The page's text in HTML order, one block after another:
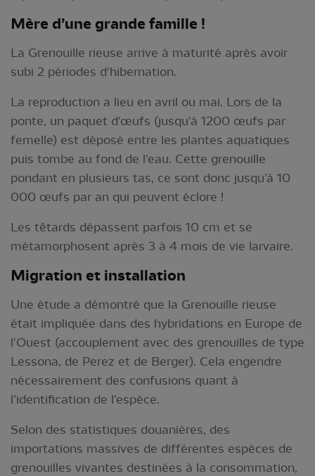
Mère d’une grande famille !
La Grenouille rieuse arrive à maturité après avoir
subi 2 périodes d'hibernation.
La reproduction a lieu en avril ou mai. Lors de la
ponte, un paquet d'œufs (jusqu'à 1200 œufs par
femelle) est déposé entre les plantes aquatiques
puis tombe au fond de l'eau. Cette grenouille
pondant en plusieurs tas, ce sont donc jusqu’à 10
000 œufs par an qui peuvent éclore !
Les têtards dépassent parfois 10 cm et se
métamorphosent après 3 à 4 mois de vie larvaire.
Migration et installation
Une étude a démontré que la Grenouille rieuse
était impliquée dans des hybridations en Europe de
l'Ouest (accouplement avec des grenouilles de type
Lessona, de Perez et de Berger). Cela engendre
nécessairement des confusions quant à
l’identification de l’espèce.
Selon des statistiques douanières, des
importations massives de différentes espèces de
grenouilles vivantes destinées à la consommation,